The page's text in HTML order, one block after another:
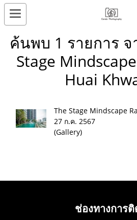
ค้นพบ 1 รายการ
Stage
Huai
The Stage Mindscape
27 ก.ค. 2567
(Gallery)
ช่องทางการ